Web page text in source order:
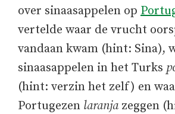
over sinaasappelen op
vertelde waar de vrucht
vandaan kwam (hint: Sina),
sinaasappelen in het Turks
(hint: verzin het zelf) en
Portugezen laranja zeggen